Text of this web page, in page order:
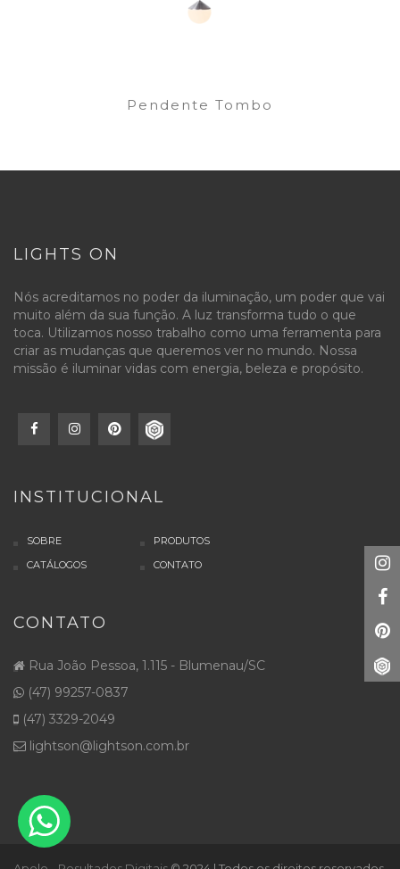
Pendente Tombo
LIGHTS ON
Nós acreditamos no poder da iluminação, um poder que vai
muito além da sua função. A luz transforma tudo o que
toca. Utilizamos nosso trabalho como uma ferramenta para
criar as mudanças que queremos ver no mundo. Nossa
missão é iluminar vidas com energia, beleza e propósito.
INSTITUCIONAL
SOBRE
PRODUTOS
CATÁLOGOS
CONTATO
CONTATO
Rua João Pessoa, 1.115 - Blumenau/SC
(47) 99257-0837
(47) 3329-2049
lightson@lightson.com.br